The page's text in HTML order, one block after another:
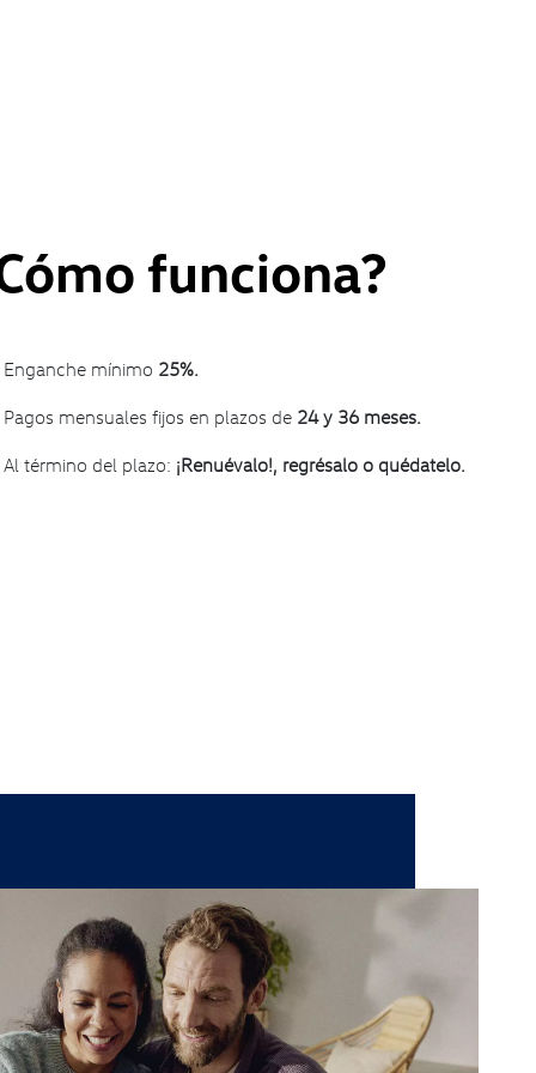
funciona?
Enganche mínimo 25%.
Pagos mensuales fijos en plazos de 24 y 36 meses.
Al término del plazo: ¡Renuévalo!, regrésalo o quédatelo.